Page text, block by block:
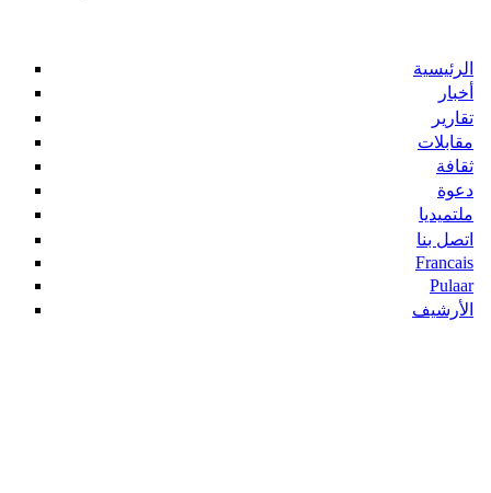
الرئيسية
أخبار
تقارير
مقابلات
ثقافة
دعوة
ملتميديا
اتصل بنا
Francais
Pulaar
الأرشيف